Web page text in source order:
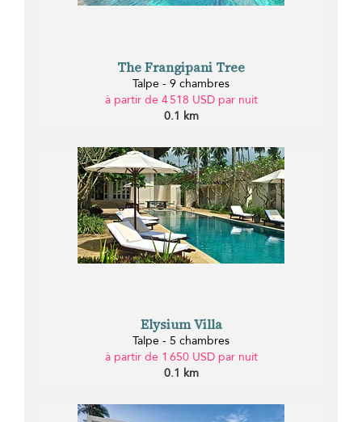
The Frangipani Tree
Talpe - 9 chambres
à partir de 4 518 USD par nuit
0.1 km
Elysium Villa
Talpe - 5 chambres
à partir de 1 650 USD par nuit
0.1 km